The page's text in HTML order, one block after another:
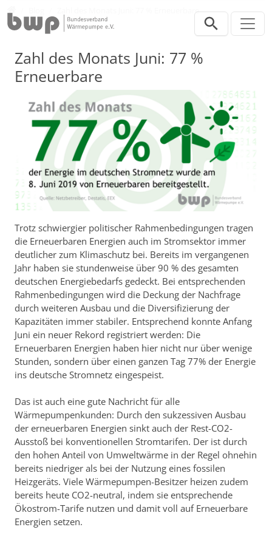
Zahl des Monats Juni: 77 % Erneuerbare
Zahl des Monats Juni: 77 %
Erneuerbare
Trotz schwiergier politischer Rahmenbedingungen tragen
die Erneuerbaren Energien auch im Stromsektor immer
deutlicher zum Klimaschutz bei. Bereits im vergangenen
Jahr haben sie stundenweise über 90 % des gesamten
deutschen Energiebedarfs gedeckt. Bei entsprechenden
Rahmenbedingungen wird die Deckung der Nachfrage
durch weiteren Ausbau und die Diversifizierung der
Kapazitäten immer stabiler. Entsprechend konnte Anfang
Juni ein neuer Rekord registriert werden: Die
Erneuerbaren Energien haben hier nicht nur über wenige
Stunden, sondern über einen ganzen Tag 77% der Energie
ins deutsche Stromnetz eingespeist.
Das ist auch eine gute Nachricht für alle
Wärmepumpenkunden: Durch den sukzessiven Ausbau
der erneuerbaren Energien sinkt auch der Rest-CO2-
Ausstoß bei konventionellen Stromtarifen. Der ist durch
den hohen Anteil von Umweltwärme in der Regel ohnehin
bereits niedriger als bei der Nutzung eines fossilen
Heizgeräts. Viele Wärmepumpen-Besitzer heizen zudem
bereits heute CO2-neutral, indem sie entsprechende
Ökostrom-Tarife nutzen und damit voll auf Erneuerbare
Energien setzen.